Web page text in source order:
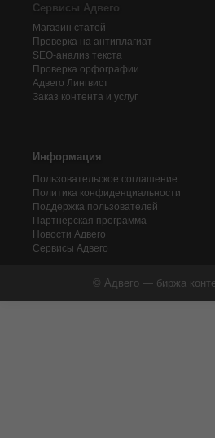
Сервисы Адвего
Магазин статей
Проверка на антиплагиат
SEO-анализ текста
Проверка орфографии
Адвего Лингвист
Заказ контента и услуг
Информация
Пользовательское соглашение
Политика конфиденциальности
Поддержка пользователей
Партнерская программа
Новости Адвего
Сервисы Адвего
© Адвего — биржа